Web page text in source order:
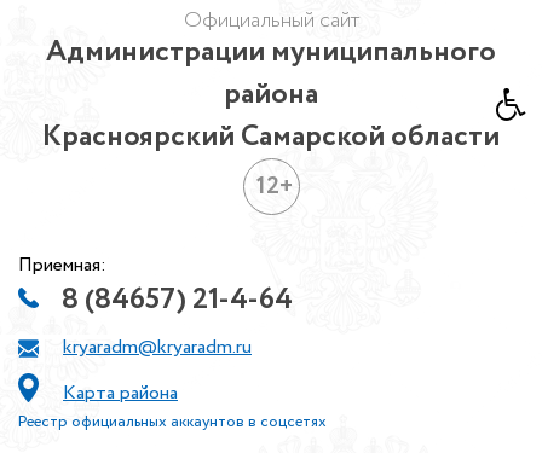
Официальный сайт
Администрации муниципального
района
Красноярский Самарской области
12+
Приемная:
8 (84657) 21-4-64
kryaradm@kryaradm.ru
Карта района
Реестр официальных аккаунтов в соцсетях